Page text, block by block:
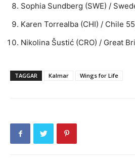
Sophia Sundberg (SWE) /
Karen Torrealba (CHI) / Chile
Nikolina Šustić (CRO) / Great
TAGGAR Kalmar Wings for Life